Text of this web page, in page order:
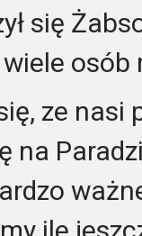
się
osób
ze nasi
na